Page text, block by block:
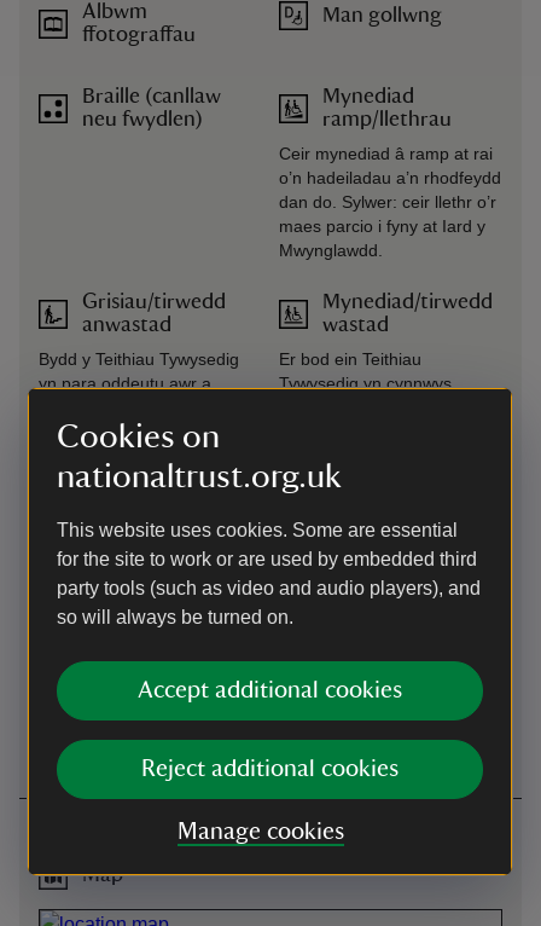
Cookies on
nationaltrust.org.uk
This website uses cookies. Some are essential
for the site to work or are used by embedded third
party tools (such as video and audio players), and
so will always be turned on.
Accept additional cookies
Reject additional cookies
Manage cookies
Albwm
ffotograffau
Braille (canllaw
neu fwydlen)
Grisiau/tirwedd
anwastad
Bydd y Teithiau Tywysedig
yn para oddeutu awr a
1km o hyd a cheir grisiau
o’r mwynglawdd a bydd yn
lwybrau sy’n dringo.
Llwybr hygyrch
a/neu fap
peiriannau yn hygyrch i
ddefnyddwyr cadeiriau
olwyn a chymhorthion
Man gollwng
Mynediad
ramp/llethrau
Ceir mynediad â ramp at rai
o’n hadeiladau a’n rhodfeydd
dan do. Sylwer: ceir llethr o’r
maes parcio i fyny at Iard y
Mwynglawdd.
Mynediad/tirwedd
wastad
Er bod ein Teithiau
Tywysedig yn cynnwys
rhywfaint o lethr o’r maes
Mwynglawdd
Toiled hygyrch
Mynediad gwastad at doiled
chyfleusterau newid
babanod.
Cyrraedd yma
Map